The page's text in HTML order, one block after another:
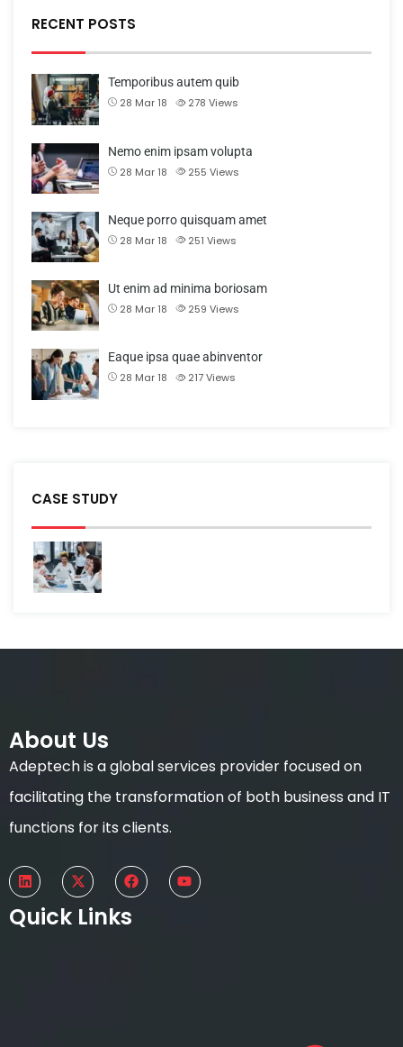
RECENT POSTS
Temporibus autem quib
28 Mar 18
278 Views
Nemo enim ipsam volupta
28 Mar 18
255 Views
Neque porro quisquam amet
28 Mar 18
251 Views
Ut enim ad minima boriosam
28 Mar 18
259 Views
Eaque ipsa quae abinventor
28 Mar 18
217Views
CASE STUDY
About Us
Adeptech is a global services provider focused on
facilitating the transformation of both business and IT
functions for its clients.
Quick Links